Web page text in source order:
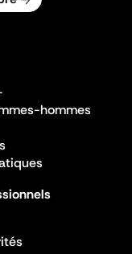
hommes